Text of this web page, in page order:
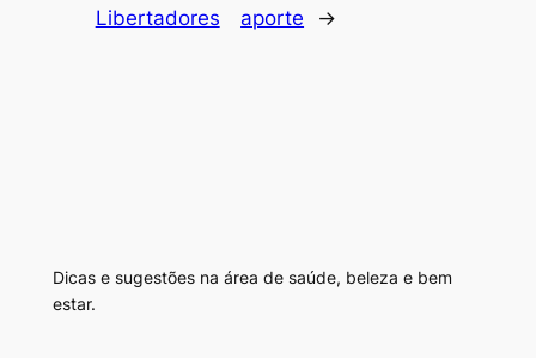
Libertadores
aporte
→
Dicas e sugestões na área de saúde, beleza e bem
estar.